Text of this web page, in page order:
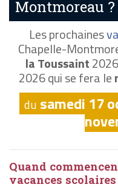
Montmoreau ?
Les prochaines
Chapelle-
la Toussaint
2026 qui se fera le
du samedi 17
Quand
vacances scolaires